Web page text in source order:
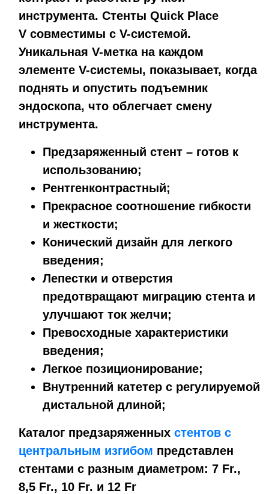
инструмента. Стенты Quick Place
V совместимы с V-системой.
Уникальная V-метка на каждом
элементе V-системы, показывает, когда
поднять и опустить подъемник
эндоскопа, что облегчает смену
инструмента.
Предзаряженный стент – готов к
использованию;
Рентгенконтрастный;
Прекрасное соотношение гибкости
и жесткости;
Конический дизайн для легкого
введения;
Лепестки и отверстия
предотвращают миграцию стента и
улучшают ток желчи;
Превосходные характеристики
введения;
Легкое позиционирование;
Внутренний катетер с регулируемой
дистальной длиной;
Каталог предзаряженных стентов с
центральным изгибом представлен
стентами с разным диаметром: 7 Fr.,
8,5 Fr., 10 Fr. и 12 Fr